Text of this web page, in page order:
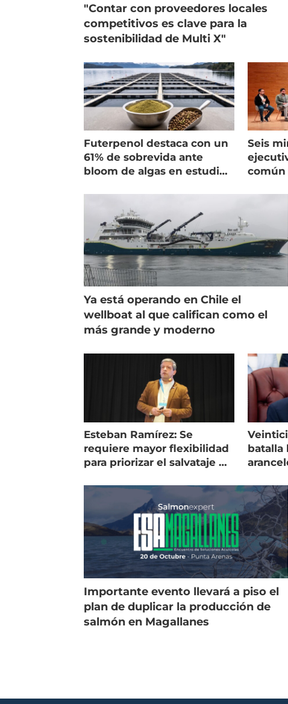
"Contar con proveedores locales
competitivos es clave para la
sostenibilidad de Multi X"
Futerpenol destaca con un
61% de sobrevida ante
bloom de algas en estudio
Seis
común
Ya está operando en Chile el
wellboat al que califican como el
más grande y moderno
Esteban Ramírez: Se
requiere mayor flexibilidad
para priorizar el salvataje de
batalla
Importante evento llevará a piso el
plan de duplicar la producción de
salmón en Magallanes